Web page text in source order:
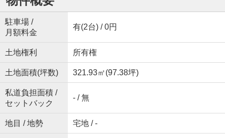
駐車場 /
月額料金
有(2台) / 0円
土地権利 所有権
土地面積(坪数) 321.93㎡(97.38坪)
私道負担面積 /
セットバック
- / 無
地目 / 地勢 宅地 / -